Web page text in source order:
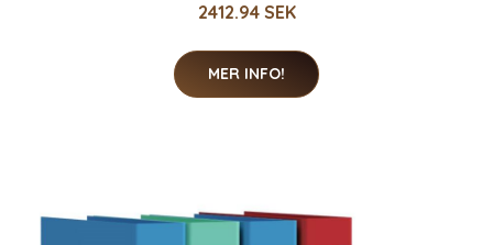
2412.94 SEK
MER INFO!